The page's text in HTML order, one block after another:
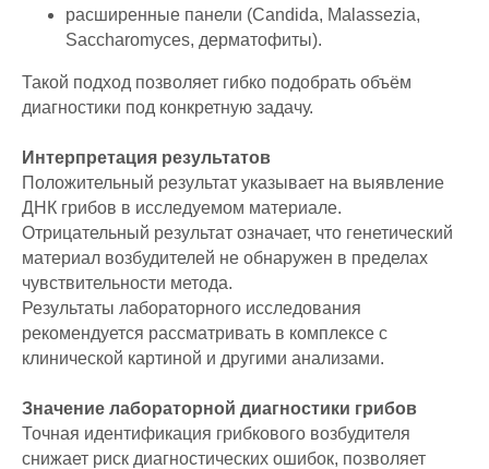
расширенные панели (Candida, Malassezia,
Saccharomyces, дерматофиты).
Такой подход позволяет гибко подобрать объём
диагностики под конкретную задачу.
Интерпретация результатов
Положительный результат указывает на выявление
ДНК грибов в исследуемом материале.
Отрицательный результат означает, что генетический
материал возбудителей не обнаружен в пределах
чувствительности метода.
Результаты лабораторного исследования
рекомендуется рассматривать в комплексе с
клинической картиной и другими анализами.
Значение лабораторной диагностики грибов
Точная идентификация грибкового возбудителя
снижает риск диагностических ошибок, позволяет